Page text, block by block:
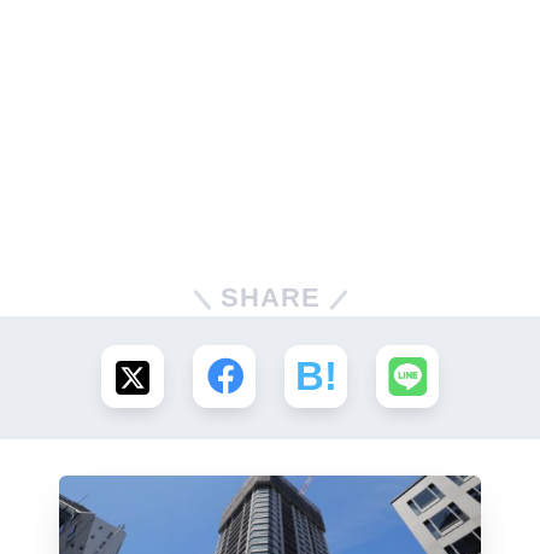
SHARE